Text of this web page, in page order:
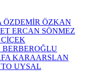
ÖZDEMİR ÖZKAN
ERCAN SÖNMEZ
KARAARSLAN
UYSAL